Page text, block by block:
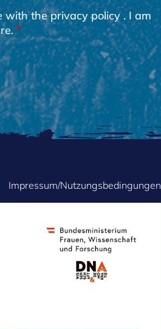
with theprivacy policy. I am
Impressum/Nutzungsbedingungen